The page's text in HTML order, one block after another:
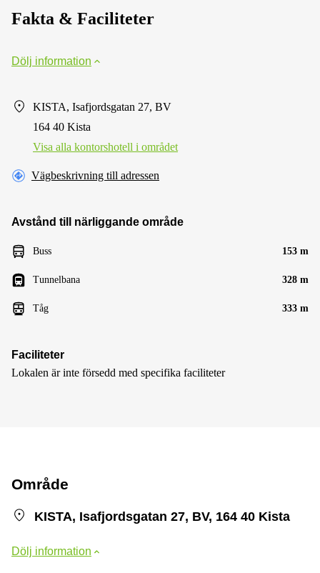
Fakta & Faciliteter
Dölj information
KISTA, Isafjordsgatan 27, BV
164 40 Kista
Visa alla kontorshotell i området
Vägbeskrivning till adressen
Avstånd till närliggande område
Buss 153 m
Tunnelbana 328 m
Tåg 333 m
Faciliteter
Lokalen är inte försedd med specifika faciliteter
Område
KISTA, Isafjordsgatan 27, BV, 164 40 Kista
Dölj information